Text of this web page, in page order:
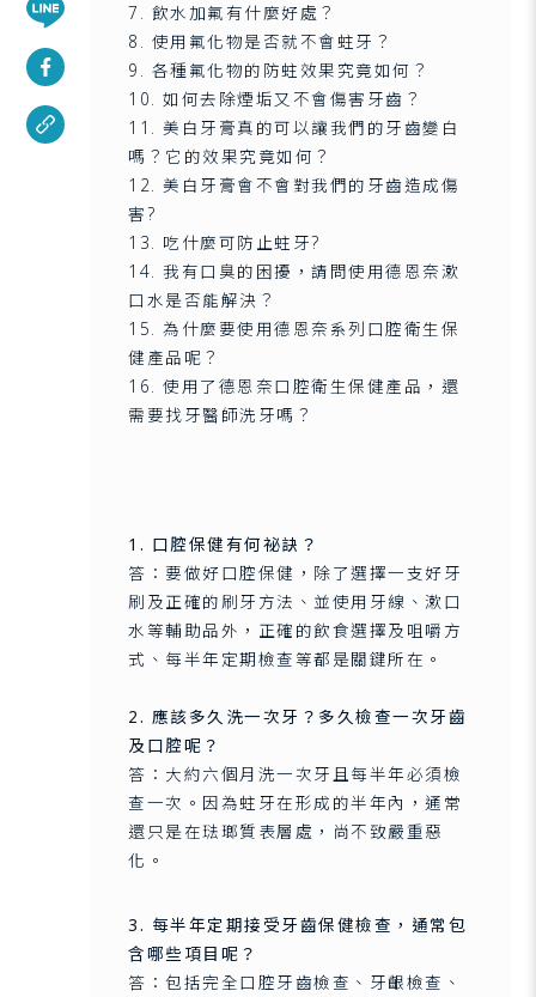
7. 飲水加氟有什麼好處？
8. 使用氟化物是否就不會蛀牙？
9. 各種氟化物的防蛀效果究竟如何？
10. 如何去除煙垢又不會傷害牙齒？
11. 美白牙膏真的可以讓我們的牙齒變白
嗎？它的效果究竟如何？
12. 美白牙膏會不會對我們的牙齒造成傷
害?
13. 吃什麼可防止蛀牙?
14. 我有口臭的困擾，請問使用德恩奈漱
口水是否能解決？
15. 為什麼要使用德恩奈系列口腔衛生保
健產品呢？
16. 使用了德恩奈口腔衛生保健產品，還
需要找牙醫師洗牙嗎？
1. 口腔保健有何祕訣？
答：要做好口腔保健，除了選擇一支好牙
刷及正確的刷牙方法、並使用牙線、漱口
水等輔助品外，正確的飲食選擇及咀嚼方
式、每半年定期檢查等都是關鍵所在。
2. 應該多久洗一次牙？多久檢查一次牙齒
及口腔呢？
答：大約六個月洗一次牙且每半年必須檢
查一次。因為蛀牙在形成的半年內，通常
還只是在琺瑯質表層處，尚不致嚴重惡
化。
3. 每半年定期接受牙齒保健檢查，通常包
含哪些項目呢？
答：包括完全口腔牙齒檢查、牙齦檢查、